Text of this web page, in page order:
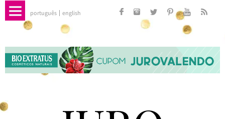
português english